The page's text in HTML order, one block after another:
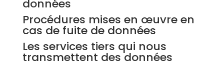
données
Procédures mises en œuvre en
cas de fuite de données
Les services tiers qui nous
transmettent des données